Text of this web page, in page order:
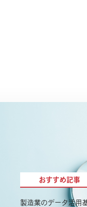
おすすめ記事
製造業のデータ活用